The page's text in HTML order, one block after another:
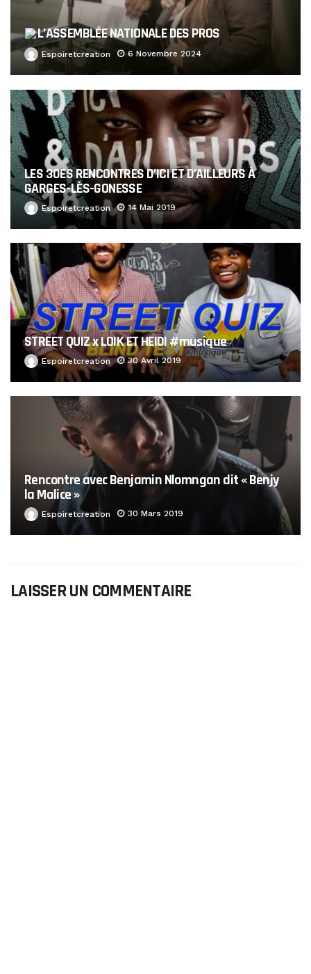
L’ASSEMBLÉE NATIONALE DES PROS
Espoiretcreation 6 Novembre 2024
LES 30ES RENCONTRES D’ICI ET D’AILLEURS À
GARGES-LÈS-GONESSE
Espoiretcreation 14 Mai 2019
STREET QUIZ x LOIK ET HEIDI #musique
Espoiretcreation 30 Avril 2019
Rencontre avec Benjamin Nlomngan dit « Benjy
la Malice »
Espoiretcreation 30 Mars 2019
LAISSER UN COMMENTAIRE